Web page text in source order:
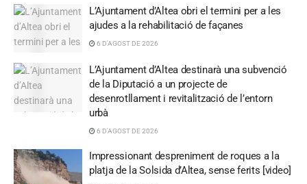
L’Ajuntament d’Altea obri el termini per a les
ajudes a la rehabilitació de façanes
6 D'AGOST DE 2026
L’Ajuntament d’Altea destinarà una subvenció
de la Diputació a un projecte de
desenrotllament i revitalització de l’entorn
urbà
6 D'AGOST DE 2026
Impressionant despreniment de roques a la
platja de la Solsida d’Altea, sense ferits [video]